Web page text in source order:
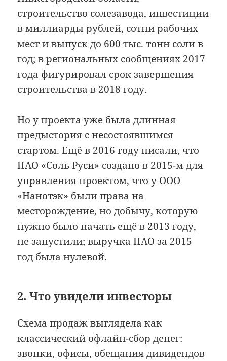
строительство солезавода, инвестиции
в миллиарды рублей, сотни рабочих
мест и выпуск до 600 тыс. тонн соли в
год; в региональных сообщениях 2017
года фигурировал срок завершения
строительства в 2018 году.
Но у проекта уже была длинная
предыстория с несостоявшимся
стартом. Ещё в 2016 году писали, что
ПАО «Соль Руси» создано в 2015-м для
управления проектом, что у ООО
«Нанотэк» были права на
месторождение, но добычу, которую
нужно было начать ещё в 2013 году,
не запустили; выручка ПАО за 2015
год была нулевой.
2. Что увидели инвесторы
Схема продаж выглядела как
классический офлайн-сбор денег:
звонки, офисы, обещания дивидендов